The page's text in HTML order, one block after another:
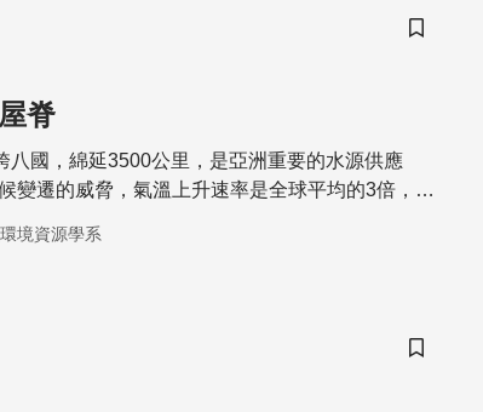
儲存書籤
脊
八國，綿延3500公里，是亞洲重要的水源供應
變遷的威脅，氣溫上升速率是全球平均的3倍，對
的當前狀態，並對未來永續發展提出一系列政策
境資源學系
儲存書籤